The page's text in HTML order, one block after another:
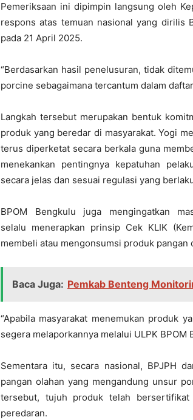
Pemeriksaan ini dipimpin langsung oleh
respons atas temuan nasional yang dirilis
pada 21 April 2025.
“Berdasarkan hasil penelusuran, tidak
porcine sebagaimana tercantum dalam
Langkah tersebut merupakan bentuk
produk yang beredar di masyarakat. Yogi
terus diperketat secara berkala guna
menekankan pentingnya kepatuhan
secara jelas dan sesuai regulasi yang
BPOM Bengkulu juga mengingatkan
selalu menerapkan prinsip Cek KLIK
membeli atau mengonsumsi produk pangan
Baca Juga: Pemkab Benteng
“Apabila masyarakat menemukan produk
segera melaporkannya melalui ULPK
Sementara itu, secara nasional, BPJPH
pangan olahan yang mengandung unsur
tersebut, tujuh produk telah
peredaran.